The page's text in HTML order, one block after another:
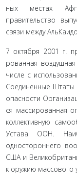
ных местах
правительство
связи между
7 октября 2001 г.
рованная
числе с
Соединенные Штаты
опасности
ся массированная
коллективную
Уста­ва ООН.
одностороннего
США и
к оружию массо­вого